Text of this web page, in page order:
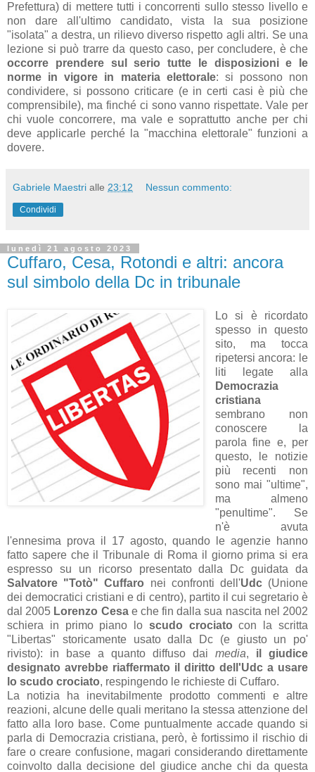
Prefettura) di mettere tutti i concorrenti sullo stesso livello e
non dare all'ultimo candidato, vista la sua posizione
"isolata" a destra, un rilievo diverso rispetto agli altri. Se una
lezione si può trarre da questo caso, per concludere, è che
occorre prendere sul serio tutte le disposizioni e le
norme in vigore in materia elettorale: si possono non
condividere, si possono criticare (e in certi casi è più che
comprensibile), ma finché ci sono vanno rispettate. Vale per
chi vuole concorrere, ma vale e soprattutto anche per chi
deve applicarle perché la "macchina elettorale" funzioni a
dovere.
Gabriele Maestri alle 23:12 Nessun commento:
Condividi
lunedì 21 agosto 2023
Cuffaro, Cesa, Rotondi e altri: ancora
sul simbolo della Dc in tribunale
Lo si è ricordato
spesso in questo
sito, ma tocca
ripetersi ancora: le
liti legate alla
Democrazia
cristiana
sembrano non
conoscere la
parola fine e, per
questo, le notizie
più recenti non
sono mai "ultime",
ma almeno
"penultime". Se
n'è avuta
l'ennesima prova il 17 agosto, quando le agenzie hanno
fatto sapere che il Tribunale di Roma il giorno prima si era
espresso su un ricorso presentato dalla Dc guidata da
Salvatore "Totò" Cuffaro nei confronti dell'Udc(Unione
dei democratici cristiani e di centro), partito il cui segretario è
dal 2005 Lorenzo Cesae che fin dalla sua nascita nel 2002
schiera in primo piano lo scudo crociato con la scritta
"Libertas" storicamente usato dalla Dc (e giusto un po'
rivisto): in base a quanto diffuso dai media, il giudice
designato avrebbe riaffermato il diritto dell'Udc a usare
lo scudo crociato, respingendo le richieste di Cuffaro.
La notizia ha inevitabilmente prodotto commenti e altre
reazioni, alcune delle quali meritano la stessa attenzione del
fatto alla loro base. Come puntualmente accade quando si
parla di Democrazia cristiana, però, è fortissimo il rischio di
fare o creare confusione, magari considerando direttamente
coinvolto dalla decisione del giudice anche chi da questa